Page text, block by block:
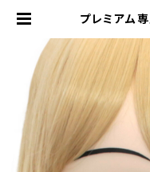
プレミアム